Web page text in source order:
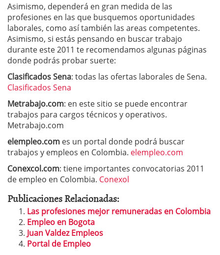
Asimismo, dependerá en gran medida de las
profesiones en las que busquemos oportunidades
laborales, como así también las areas competentes.
Asimismo, si estás pensando en buscar trabajo
durante este 2011 te recomendamos algunas páginas
donde podrás probar suerte:
Clasificados Sena: todas las ofertas laborales de Sena.
Clasificados Sena
Metrabajo.com: en este sitio se puede encontrar
trabajos para cargos técnicos y operativos.
Metrabajo.com
elempleo.com es un portal donde podrá buscar
trabajos y empleos en Colombia. elempleo.com
Conexcol.com: tiene importantes convocatorias 2011
de empleo en Colombia. Conexol
Publicaciones Relacionadas:
Las profesiones mejor remuneradas en Colombia
Empleo en Bogota
Juan Valdez Empleos
Portal de Empleo